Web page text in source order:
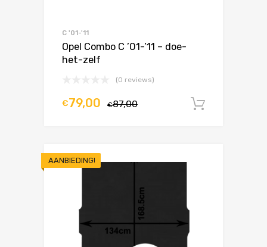
C '01-'11
Opel Combo C ’01-’11 – doe-
het-zelf
(0 reviews)
€87,00
€79,00
AANBIEDING!